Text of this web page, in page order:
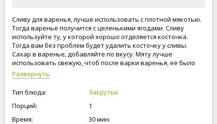
Сливу для варенья, лучше использовать с плотной мякотью.
Тогда варенье получится с целенькими ягодами. Сливу
используйте ту, у которой хорошо отделяется косточка.
Тогда вам без проблем будет удалить косточку у сливы.
Сахар в варенье, добавляйте по вкусу. Мяту лучше
использовать свежую, чтоб после варки варенья, её было
легко убрать. Сливовое варенье получиться с приятным
ароматом мяты! Приступим к приготовлению варенья из
сливы с мятой!
Развернуть
Тип блюда:
Закрутки
Порций:
1
Время:
30 мин.